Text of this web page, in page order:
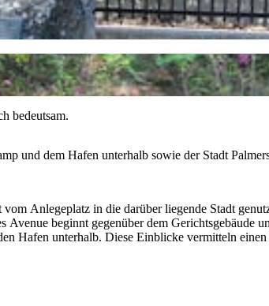
bedeutsam.
und dem Hafen unterhalb sowie der Stadt
Anlegeplatz in die darüber liegende Stadt
beginnt gegenüber dem Gerichtsgebäude
Hafen unterhalb. Diese Einblicke vermitteln